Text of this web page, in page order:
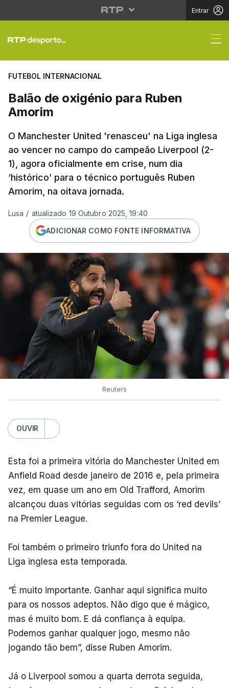
Entrar
Balão de oxigénio
FUTEBOL INTERNACIONAL
Balão de oxigénio para Ruben
Amorim
O Manchester United 'renasceu' na Liga inglesa
ao vencer no campo do campeão Liverpool (2-
1), agora oficialmente em crise, num dia
‘histórico’ para o técnico português Ruben
Amorim, na oitava jornada.
Lusa / atualizado 19 Outubro 2025, 19:40
ADICIONAR COMO FONTE INFORMATIVA
Reuters
OUVIR
Esta foi a primeira vitória do Manchester United em
Anfield Road desde janeiro de 2016 e, pela primeira
vez, em quase um ano em Old Trafford, Amorim
alcançou duas vitórias seguidas com os ‘red devils’
na Premier League.
Foi também o primeiro triunfo fora do United na
Liga inglesa esta temporada.
“É muito importante. Ganhar aqui significa muito
para os nossos adeptos. Não digo que é mágico,
mas é muito bom. E dá confiança à equipa.
Podemos ganhar qualquer jogo, mesmo não
jogando tão bem”, disse Ruben Amorim.
Já o Liverpool somou a quarta derrota seguida,